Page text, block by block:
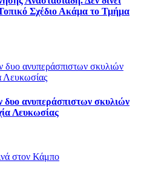
Σχέδιο Ακάμα το Τμήμα
δυο ανυπεράσπιστων σκυλιών
Λευκωσίας